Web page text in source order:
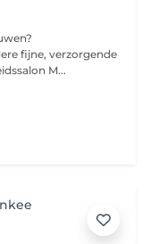
fijne, verzorgende
M...